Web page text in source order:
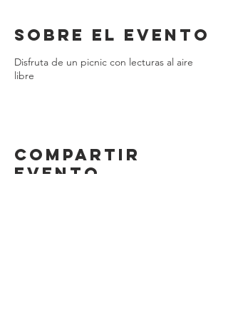
Sobre el evento
Disfruta de un picnic con lecturas al aire
libre
Compartir
evento